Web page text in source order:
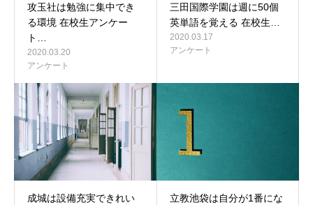
攻玉社は勉強に集中でき
る環境 在校生アンケー
ト…
2020.03.20
アンケート
三田国際学園は週に50個
英単語を覚える 在校生…
2020.03.17
アンケート
成城は設備充実できれい
立教池袋は自分が1番にな